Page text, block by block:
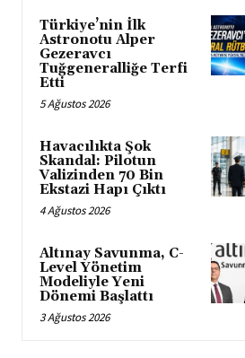
Türkiye’nin İlk
Astronotu Alper
Gezeravcı
Tuğgeneralliğe Terfi
Etti
5 Ağustos 2026
Havacılıkta Şok
Skandal: Pilotun
Valizinden 70 Bin
Ekstazi Hapı Çıktı
4 Ağustos 2026
Altınay Savunma, C-
Level Yönetim
Modeliyle Yeni
Dönemi Başlattı
3 Ağustos 2026